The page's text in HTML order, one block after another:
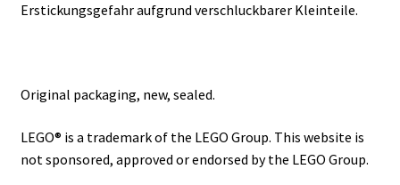
Erstickungsgefahr aufgrund verschluckbarer Kleinteile.
Original packaging, new, sealed.
LEGO® is a trademark of the LEGO Group. This website is
not sponsored, approved or endorsed by the LEGO Group.